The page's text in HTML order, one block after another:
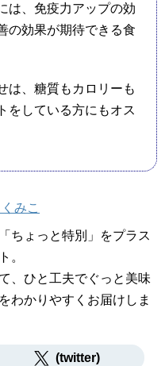
は、免疫力アップの効
の効果が期待できる食
は、糖質もカロリーも
をしている方にもオス
みこ
ちょっと特別」をプラス
。
、ひと工夫でぐっと美味
わかりやすくお届けしま
(twitter)